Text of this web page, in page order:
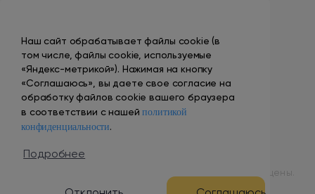
Наш сайт обрабатывает файлы cookie (в
том числе, файлы cookie, используемые
«Яндекс-метрикой»). Нажимая на кнопку
«Соглашаюсь», вы даете свое согласие на
обработку файлов cookie вашего браузера
в соответствии с нашейполитикой
конфиденциальности.
Подробнее
+7 (495) 149-10-99
promo@smokenvape.su
пн-пт: 9:00 – 18:00
сб-вс: выходной
© 1998 – 2024 ООО «Табак Вэйп Сити». Все права защищены.